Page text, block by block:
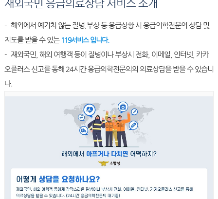
재외국민 응급의료상담 서비스 소개
- 해외에서 예기치 않는 질병,부상 등 응급상황 시 응급의학전문의 상담 및
지도를 받을 수 있는 119서비스 입니다.
- 재외국민, 해외 여행객 등이 질병이나 부상시 전화, 이메일, 인터넷, 카카
오플러스 신고를 통해 24시간 응급의학전문의의 의료상담을 받을 수 있습니
다.